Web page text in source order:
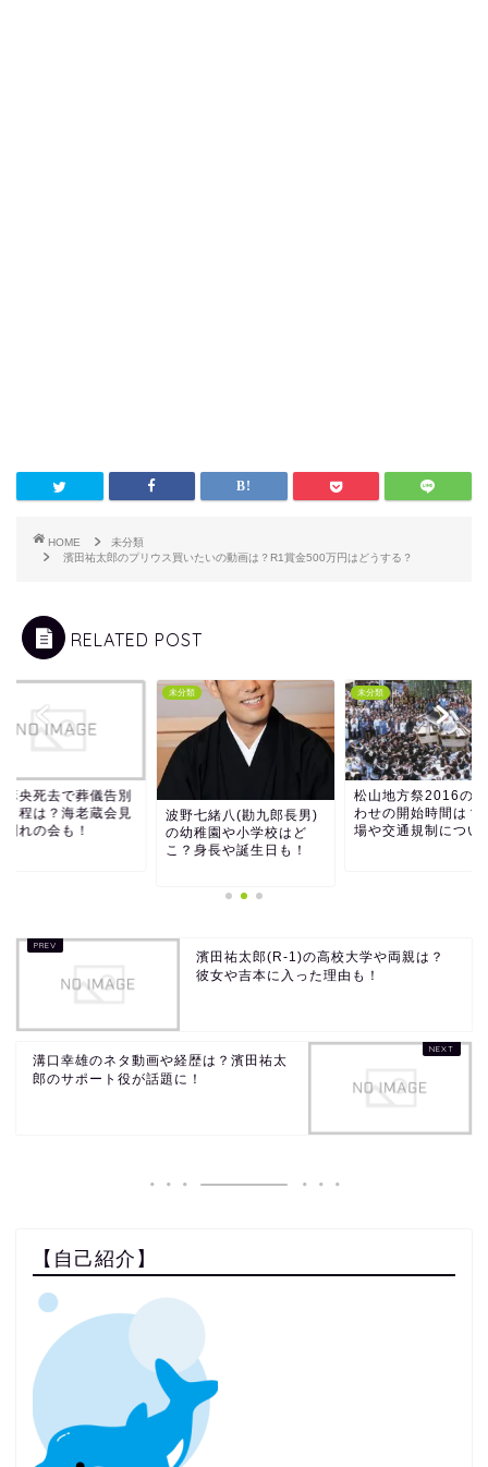
HOME
未分類
濱田祐太郎のプリウス買いたいの動画は？R1賞金500万円はどうする？
RELATED POST
麻央死去で葬儀告別
日程は？海老蔵会見
別れの会も！
未分類
波野七緒八(勘九郎長男)
の幼稚園や小学校はど
こ？身長や誕生日も！
未分類
松山地方祭2016の
わせの開始時間は？
場や交通規制につい
濱田祐太郎(R-1)の高校大学や両親は？
彼女や吉本に入った理由も！
溝口幸雄のネタ動画や経歴は？濱田祐太
郎のサポート役が話題に！
【自己紹介】